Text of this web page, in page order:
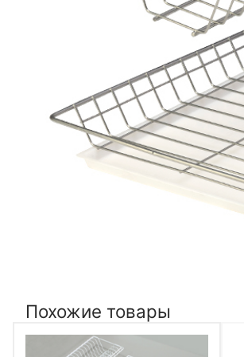
Похожие товары